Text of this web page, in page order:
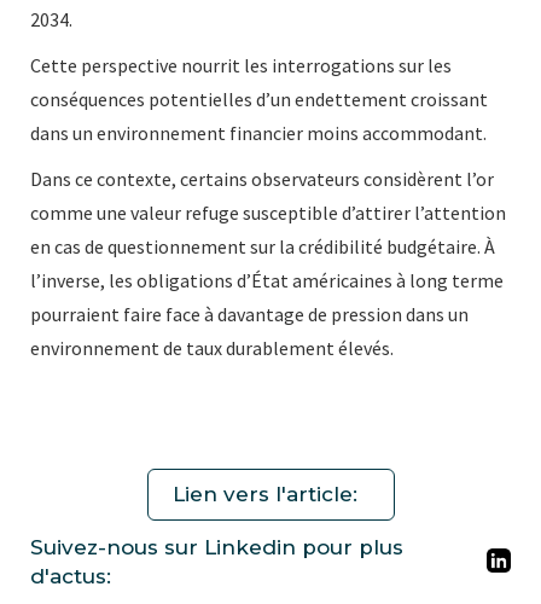
2034.
Cette perspective nourrit les interrogations sur les
conséquences potentielles d’un endettement croissant
dans un environnement financier moins accommodant.
Dans ce contexte, certains observateurs considèrent l’or
comme une valeur refuge susceptible d’attirer l’attention
en cas de questionnement sur la crédibilité budgétaire. À
l’inverse, les obligations d’État américaines à long terme
pourraient faire face à davantage de pression dans un
environnement de taux durablement élevés.
Lien vers l'article:
Suivez-nous sur Linkedin pour plus
d'actus: